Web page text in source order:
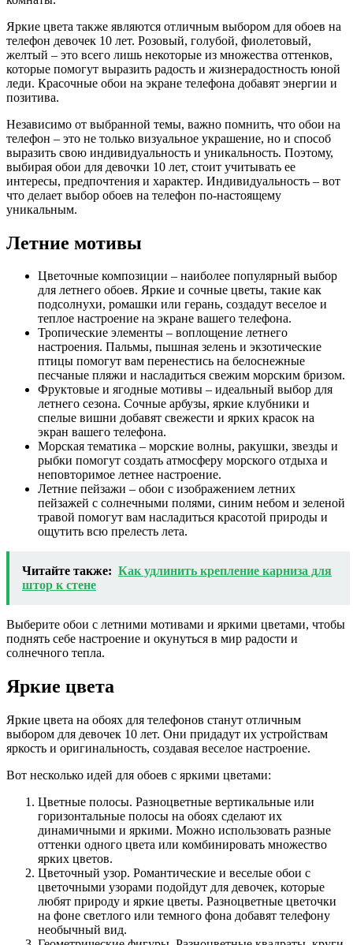
Яркие цвета также являются отличным выбором для обоев на
телефон девочек 10 лет. Розовый, голубой, фиолетовый,
желтый – это всего лишь некоторые из множества оттенков,
которые помогут выразить радость и жизнерадостность юной
леди. Красочные обои на экране телефона добавят энергии и
позитива.
Независимо от выбранной темы, важно помнить, что обои на
телефон – это не только визуальное украшение, но и способ
выразить свою индивидуальность и уникальность. Поэтому,
выбирая обои для девочки 10 лет, стоит учитывать ее
интересы, предпочтения и характер. Индивидуальность – вот
что делает выбор обоев на телефон по-настоящему
уникальным.
Летние мотивы
Цветочные композиции – наиболее популярный выбор
для летнего обоев. Яркие и сочные цветы, такие как
подсолнухи, ромашки или герань, создадут веселое и
теплое настроение на экране вашего телефона.
Тропические элементы – воплощение летнего
настроения. Пальмы, пышная зелень и экзотические
птицы помогут вам перенестись на белоснежные
песчаные пляжи и насладиться свежим морским бризом.
Фруктовые и ягодные мотивы – идеальный выбор для
летнего сезона. Сочные арбузы, яркие клубники и
спелые вишни добавят свежести и ярких красок на
экран вашего телефона.
Морская тематика – морские волны, ракушки, звезды и
рыбки помогут создать атмосферу морского отдыха и
неповторимое летнее настроение.
Летние пейзажи – обои с изображением летних
пейзажей с солнечными полями, синим небом и зеленой
травой помогут вам насладиться красотой природы и
ощутить всю прелесть лета.
Читайте также: Как удлинить крепление карниза для
штор к стене
Выберите обои с летними мотивами и яркими цветами, чтобы
поднять себе настроение и окунуться в мир радости и
солнечного тепла.
Яркие цвета
Яркие цвета на обоях для телефонов станут отличным
выбором для девочек 10 лет. Они придадут их устройствам
яркость и оригинальность, создавая веселое настроение.
Вот несколько идей для обоев с яркими цветами:
Цветные полосы. Разноцветные вертикальные или
горизонтальные полосы на обоях сделают их
динамичными и яркими. Можно использовать разные
оттенки одного цвета или комбинировать множество
ярких цветов.
Цветочный узор. Романтические и веселые обои с
цветочными узорами подойдут для девочек, которые
любят природу и яркие цветы. Разноцветные цветочки
на фоне светлого или темного фона добавят телефону
необычный вид.